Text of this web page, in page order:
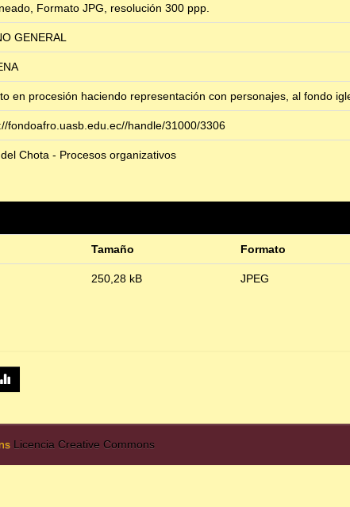
Formato JPG, resolución 300 ppp.
GENERAL
en procesión haciendo representación con personajes, al fondo
fondoafro.uasb.edu.ec//handle/31000/3306
Chota - Procesos organizativos
Tamaño Formato
250,28 kB JPEG
Licencia Creative Commons